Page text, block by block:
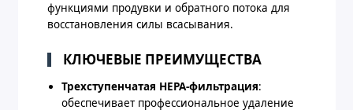
функциями продувки и обратного потока для
восстановления силы всасывания.
КЛЮЧЕВЫЕ ПРЕИМУЩЕСТВА
Трехступенчатая HEPA-фильтрация:
обеспечивает профессиональное удаление